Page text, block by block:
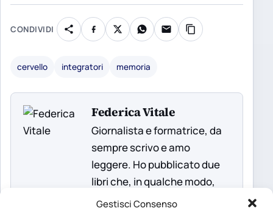
Gestisci Consenso
CONDIVIDI
cervello integratori memoria
Federica Vitale
Giornalista e formatrice, da
sempre scrivo e amo
leggere. Ho pubblicato due
libri che, in qualche modo,
riassumono non solo i miei